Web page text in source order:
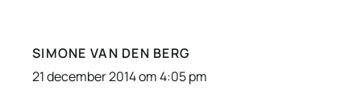
SIMONE VAN DEN BERG
21 december 2014 om 4:05 pm